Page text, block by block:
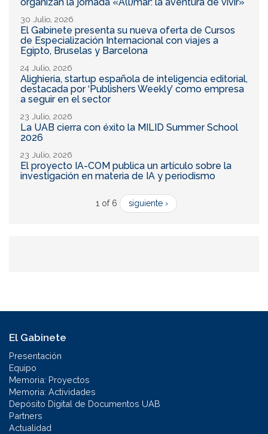
30 Julio, 2026
El Gabinete presenta su nueva oferta de Cursos
de Especialización Internacional con viajes a
Egipto, Bruselas y Barcelona
24 Julio, 2026
Alighieria, startup española de inteligencia editorial,
destacada por ‘Publishers Weekly’ como empresa
a seguir en el sector
23 Julio, 2026
La UAB cierra con éxito la MILID Summer School
2026
23 Julio, 2026
El proyecto IA-COM publica un artículo sobre la
investigación en materia de IA y periodismo
1 of 6 siguiente ›
El Gabinete
Presentación
Equipo
Memoria: Proyectos
Memoria: Actividades
Depósito Digital de Documentos UAB
Partners
Actualidad